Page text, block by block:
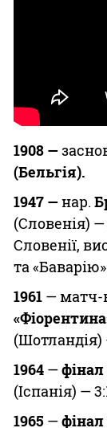
1908 —
(Бельгія).
1947 —нар.
(Словенія) —
Словенії,
та
1961 — матч-
(Шотландія)
1964 —фінал
(Іспанія) —
1965 —фінал